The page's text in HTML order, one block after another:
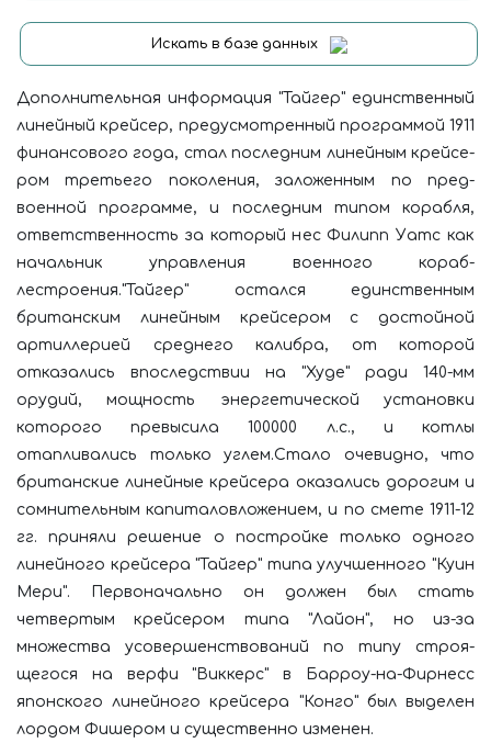
Искать в базе данных
Дополнительная информация "Тайгер" единственный
линейный крей­сер, предусмотренный программой 1911
финан­сового года, стал последним линейным крейсе­
ром третьего поколения, заложенным по пред­
военной программе, и последним типом кораб­ля,
ответственность за который нес Филипп Уатс как
начальник управления военного кораб­
лестроения."Тайгер" остался единственным
британс­ким линейным крейсером с достойной
артилле­рией среднего калибра, от которой
отказались впоследствии на "Худе" ради 140-мм
орудий, мощность энергетической установки
которого превысила 100000 л.с., и котлы
отапливались только углем.Стало очевидно, что
британские линейные крейсера оказались дорогим и
сомнительным капиталовложением, и по смете 1911-12
гг. при­няли решение о постройке только одного
линей­ного крейсера "Тайгер" типа улучшенного "Куин
Мери". Первоначально он должен был стать
четвертым крейсером типа "Лайон", но из-за
множества усовершенствований по типу строя­
щегося на верфи "Виккерс" в Барроу-на-Фирнесс
японского линейного крейсера "Конго" был вы­делен
лордом Фишером и существенно изменен.